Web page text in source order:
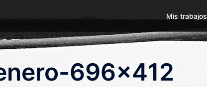
Mis trabajos
696×412